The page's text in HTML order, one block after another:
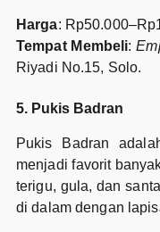
Harga:
Tempat Membeli:
Riyadi No.15, Solo.
5. Pukis Badran
Pukis Badran
menjadi favorit
terigu, gula, dan
di dalam dengan